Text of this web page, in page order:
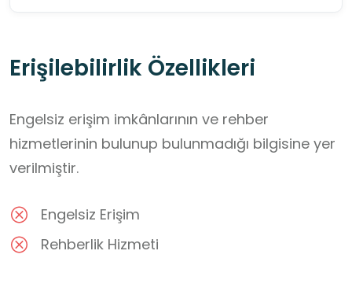
Erişilebilirlik Özellikleri
Engelsiz erişim imkânlarının ve rehber
hizmetlerinin bulunup bulunmadığı bilgisine yer
verilmiştir.
Engelsiz Erişim
Rehberlik Hizmeti